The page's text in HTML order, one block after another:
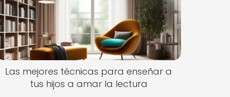
Las mejores técnicas para enseñar a
tus hijos a amar la lectura